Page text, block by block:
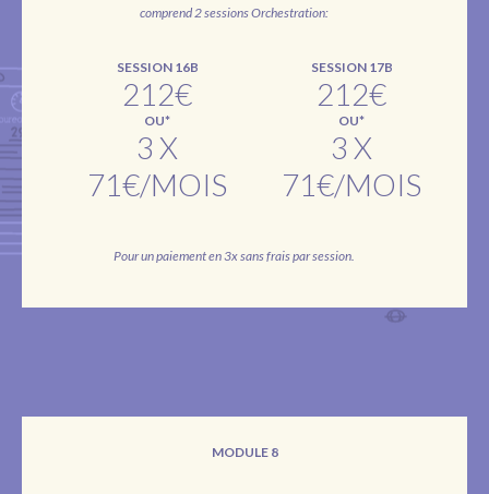
comprend 2 sessions Orchestration:
SESSION 16B
212€
OU*
3 X
71€/MOIS
SESSION 17B
212€
OU*
3 X
71€/MOIS
Pour un paiement en 3x sans frais par session.
MODULE 8